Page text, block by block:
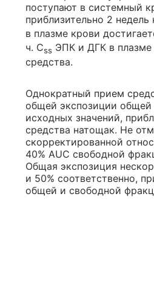
поступают в системный
приблизительно 2
в плазме крови
ч. Css ЭПК и ДГК в плазме
средства.
Однократный прием
общей экспозиции общей
исходных значений,
средства натощак. Не
скорректированной
40% AUC свободной
Общая экспозиция
и 50% соответственно,
общей и свободной